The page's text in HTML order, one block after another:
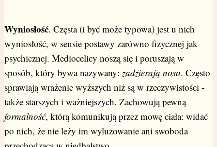
Wyniosłość. Częsta (i być może typowa) jest u nich
wyniosłość, w sensie postawy zarówno fizycznej jak
psychicznej. Mediocelicy noszą się i poruszają w
sposób, który bywa nazywany: zadzierają nosa. Często
sprawiają wrażenie wyższych niż są w rzeczywistości -
także starszych i ważniejszych. Zachowują pewną
formalność, którą komunikują przez mowę ciała: widać
po nich, że nie leży im wyluzowanie ani swoboda